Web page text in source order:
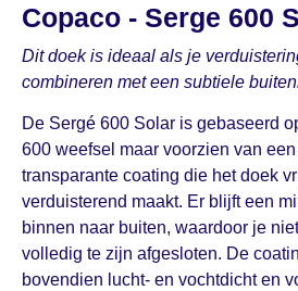
Copaco - Serge 600
Dit doek is ideaal als je
combineren met een subtiele
De Sergé 600 Solar is gebaseerd
600 weefsel maar voorzien van
transparante coating die het doek
verduisterend maakt. Er blijft een
binnen naar buiten, waardoor je
volledig te zijn afgesloten. De
bovendien lucht- en vochtdicht en